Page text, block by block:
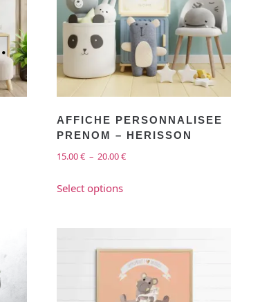
AFFICHE PERSONNALISEE
PRENOM – HERISSON
15.00€ – 20.00€
Select options